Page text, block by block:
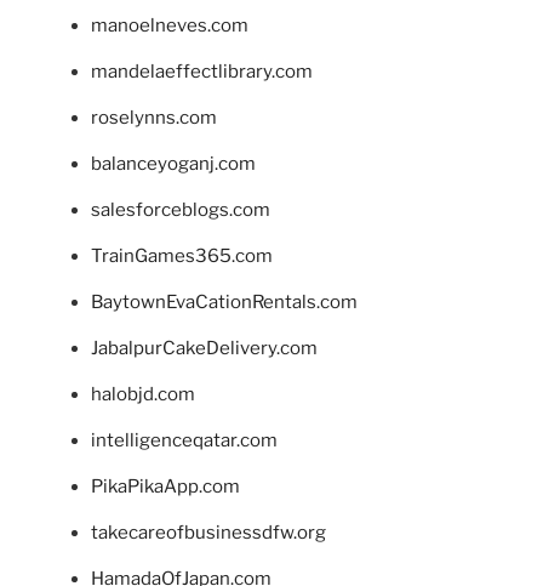
manoelneves.com
mandelaeffectlibrary.com
roselynns.com
balanceyoganj.com
salesforceblogs.com
TrainGames365.com
BaytownEvaCationRentals.com
JabalpurCakeDelivery.com
halobjd.com
intelligenceqatar.com
PikaPikaApp.com
takecareofbusinessdfw.org
HamadaOfJapan.com